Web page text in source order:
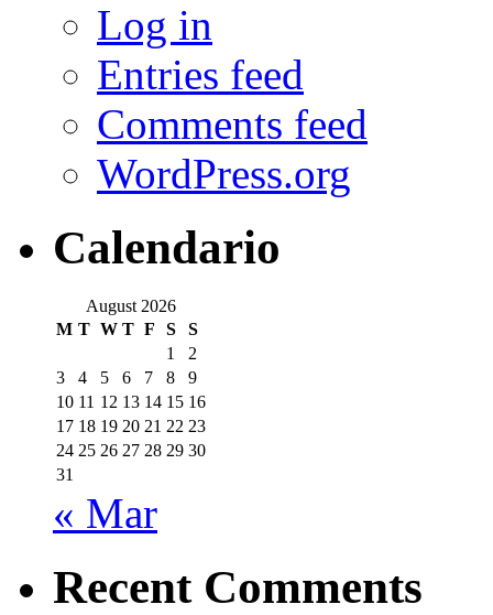
Log in
Entries feed
Comments feed
WordPress.org
Calendario
August 2026
M T W T F S
S
1
2
3
4 5 6 7 8
9
10 11 12 13 14 15 16
17 18 19 20 21 22 23
24 25 26 27 28 29 30
31
« Mar
Recent Comments